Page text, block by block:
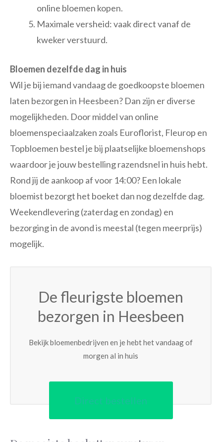
online bloemen kopen.
Maximale versheid: vaak direct vanaf de
kweker verstuurd.
Bloemen dezelfde dag in huis
Wil je bij iemand vandaag de goedkoopste bloemen
laten bezorgen in Heesbeen? Dan zijn er diverse
mogelijkheden. Door middel van online
bloemenspeciaalzaken zoals Euroflorist, Fleurop en
Topbloemen bestel je bij plaatselijke bloemenshops
waardoor je jouw bestelling razendsnel in huis hebt.
Rond jij de aankoop af voor 14:00? Een lokale
bloemist bezorgt het boeket dan nog dezelfde dag.
Weekendlevering (zaterdag en zondag) en
bezorging in de avond is meestal (tegen meerprijs)
mogelijk.
De fleurigste bloemen
bezorgen in Heesbeen
Bekijk bloemenbedrijven en je hebt het vandaag of
morgen al in huis
Direct bestellen